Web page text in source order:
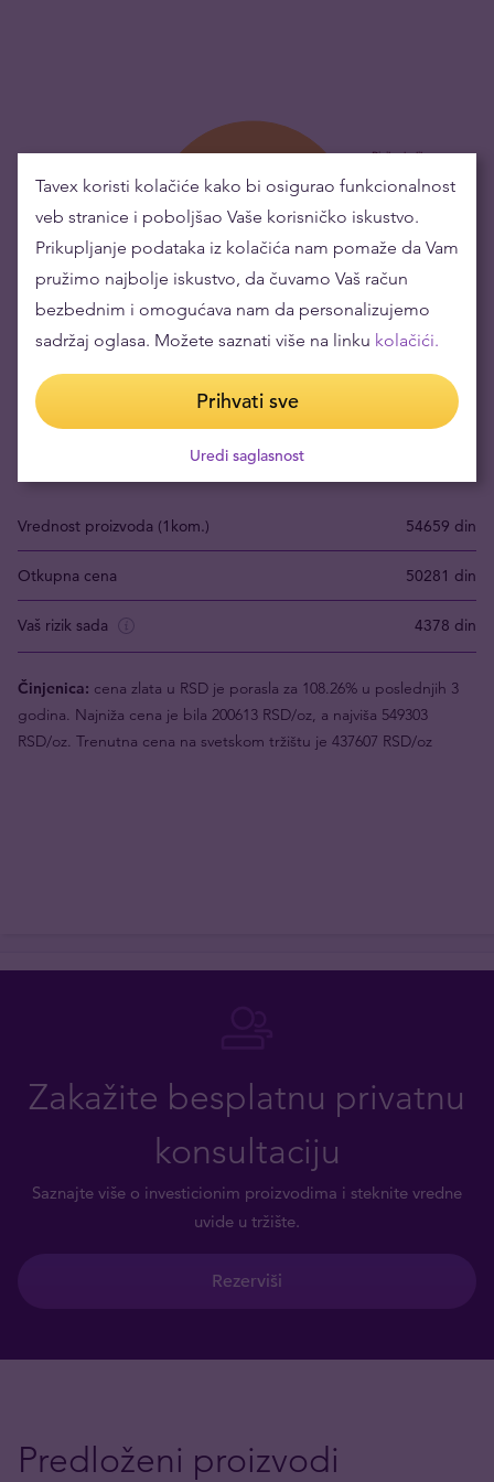
Kupovina zlatnih predmeta znači niske rizike i
održavanje bogatstva
Vrednost zlata je porasla tokom godina što ga čini odličnim za
održavanje ili povećanje bogatstva.
Vrednost proizvoda (1kom.) 54659 din
Otkupna cena 50281 din
Vaš rizik sada 4378 din
Činjenica: cena zlata u RSD je porasla za 108.26% u poslednjih 3
godina. Najniža cena je bila 200613 RSD/oz, a najviša 549303
RSD/oz. Trenutna cena na svetskom tržištu je 437607 RSD/oz
Zakažite besplatnu privatnu
konsultaciju
Saznajte više o investicionim proizvodima i steknite vredne
uvide u tržište.
Rezerviši
Predloženi proizvodi
Tavex koristi kolačiće kako bi osigurao funkcionalnost
veb stranice i poboljšao Vaše korisničko iskustvo.
Prikupljanje podataka iz kolačića nam pomaže da Vam
pružimo najbolje iskustvo, da čuvamo Vaš račun
bezbednim i omogućava nam da personalizujemo
sadržaj oglasa. Možete saznati više na linku kolačići.
Prihvati sve
Uredi saglasnost